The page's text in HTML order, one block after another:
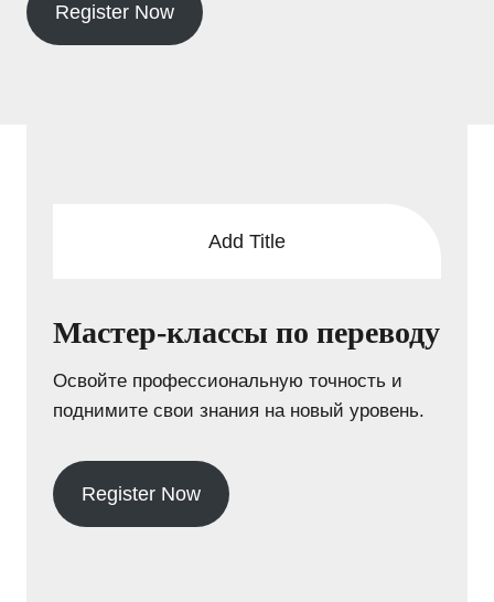
Register Now
Add Title
Мастер-классы по переводу
Освойте профессиональную точность и
поднимите свои знания на новый уровень.
Register Now